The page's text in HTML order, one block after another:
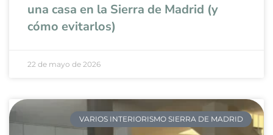
una casa en la Sierra de Madrid (y
cómo evitarlos)
22 de mayo de 2026
VARIOS INTERIORISMO SIERRA DE MADRID